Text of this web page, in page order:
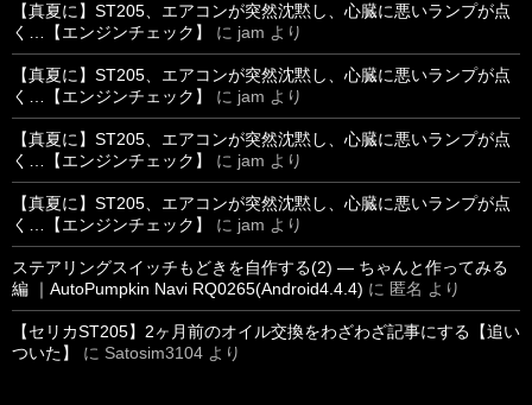
【真夏に】ST205、エアコンが突然沈黙し、心臓に悪いランプが点
く…【エンジンチェック】
に jam より
【真夏に】ST205、エアコンが突然沈黙し、心臓に悪いランプが点
く…【エンジンチェック】
に jam より
【真夏に】ST205、エアコンが突然沈黙し、心臓に悪いランプが点
く…【エンジンチェック】
に jam より
【真夏に】ST205、エアコンが突然沈黙し、心臓に悪いランプが点
く…【エンジンチェック】
に jam より
ステアリングスイッチもどきを自作する(2) ― ちゃんと作ってみる
編 ｜AutoPumpkin Navi RQ0265(Android4.4.4) に 匿名 より
【セリカST205】2ヶ月前のオイル交換をわざわざ記事にする【追い
ついた】
に Satosim3104 より